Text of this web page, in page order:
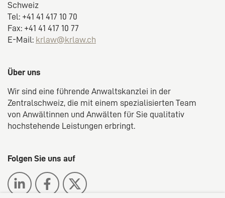
Schweiz
Tel: +41 41 417 10 70
Fax: +41 41 417 10 77
E-Mail: krlaw@krlaw.ch
Über uns
Wir sind eine führende Anwaltskanzlei in der
Zentralschweiz, die mit einem spezialisierten Team
von Anwältinnen und Anwälten für Sie qualitativ
hochstehende Leistungen erbringt.
Folgen Sie uns auf